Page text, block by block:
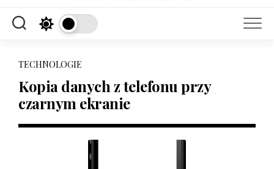
TECHNOLOGIE
Kopia danych z telefonu przy
czarnym ekranie